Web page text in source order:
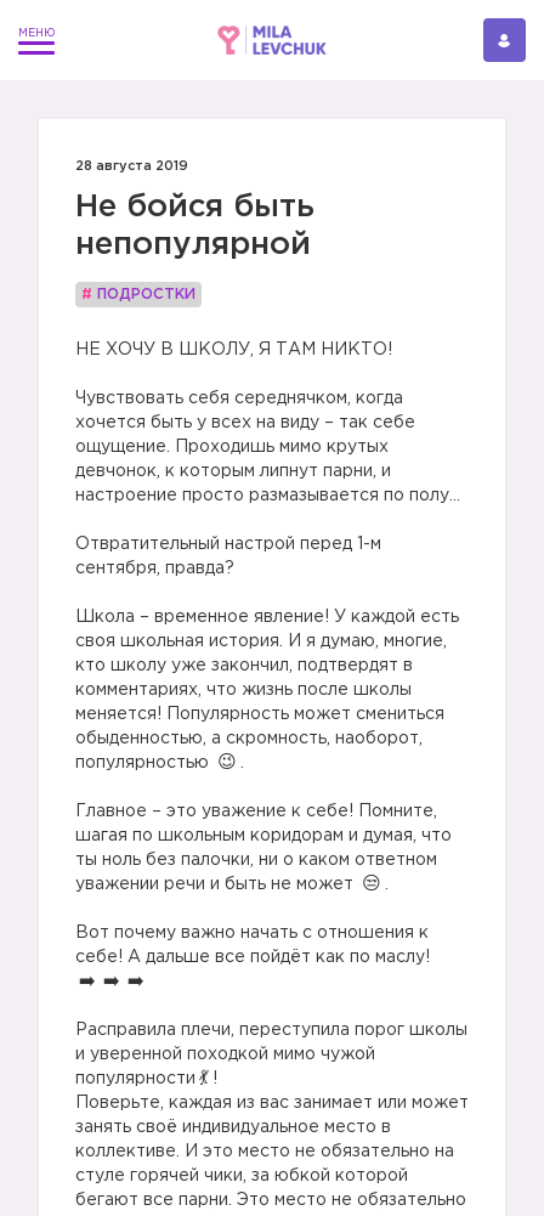
28 августа 2019
Не бойся быть
непопулярной
# ПОДРОСТКИ
НЕ ХОЧУ В ШКОЛУ, Я ТАМ НИКТО!
Чувствовать себя середнячком, когда
хочется быть у всех на виду – так себе
ощущение. Проходишь мимо крутых
девчонок, к которым липнут парни, и
настроение просто размазывается по полу…
Отвратительный настрой перед 1-м
сентября, правда?
Школа – временное явление! У каждой есть
своя школьная история. И я думаю, многие,
кто школу уже закончил, подтвердят в
комментариях, что жизнь после школы
меняется! Популярность может смениться
обыденностью, а скромность, наоборот,
популярностью
Главное – это уважение к себе! Помните,
шагая по школьным коридорам и думая, что
ты ноль без палочки, ни о каком ответном
уважении речи и быть не может
Вот почему важно начать с отношения к
себе! А дальше все пойдёт как по маслу!
Расправила плечи, переступила порог школы
и уверенной походкой мимо чужой
популярности
! ⠀
Поверьте, каждая из вас занимает или может
занять своё индивидуальное место в
коллективе. И это место не обязательно на
стуле горячей чики, за юбкой которой
бегают все парни. Это место не обязательно